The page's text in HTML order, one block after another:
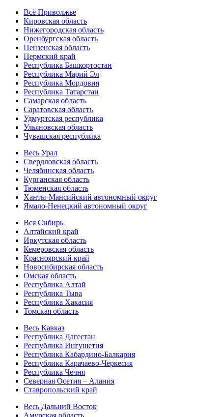
Всё Приволжье
Кировская область
Нижегородская область
Оренбургская область
Пензенская область
Пермский край
Республика Башкортостан
Республика Марий Эл
Республика Мордовия
Республика Татарстан
Самарская область
Саратовская область
Удмуртская республика
Ульяновская область
Чувашская республика
Весь Урал
Свердловская область
Челябинская область
Курганская область
Тюменская область
Ханты-Мансийский автономный округ
Ямало-Ненецкий автономный округ
Вся Сибирь
Алтайский край
Иркутская область
Кемеровская область
Красноярский край
Новосибирская область
Омская область
Республика Алтай
Республика Тыва
Республика Хакасия
Томская область
Весь Кавказ
Республика Дагестан
Республика Ингушетия
Республика Кабардино-Балкария
Республика Карачаево-Черкесия
Республика Чечня
Северная Осетия – Алания
Ставропольский край
Весь Дальний Восток
Амурская область